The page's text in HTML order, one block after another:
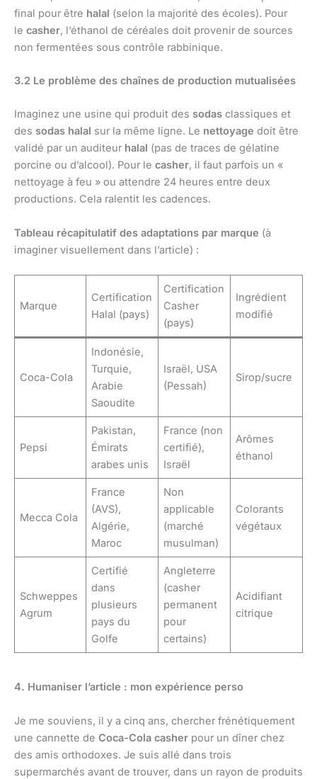
final pour être halal (selon la majorité des écoles). Pour
le casher, l’éthanol de céréales doit provenir de sources
non fermentées sous contrôle rabbinique.
3.2 Le problème des chaînes de production mutualisées
Imaginez une usine qui produit des sodas classiques et
des sodas halal sur la même ligne. Le nettoyage doit être
validé par un auditeur halal (pas de traces de gélatine
porcine ou d’alcool). Pour le casher, il faut parfois un «
nettoyage à feu » ou attendre 24 heures entre deux
productions. Cela ralentit les cadences.
Tableau récapitulatif des adaptations par marque (à
imaginer visuellement dans l’article) :
Marque
Certification
Halal (pays)
Certification
Casher
(pays)
Ingrédient
modifié
Coca-Cola
Indonésie,
Turquie,
Arabie
Saoudite
Israël, USA
(Pessah)
Sirop/sucre
Pepsi
Pakistan,
Émirats
arabes unis
France (non
certifié),
Israël
Arômes
éthanol
Mecca Cola
France
(AVS),
Algérie,
Maroc
Non
applicable
(marché
musulman)
Colorants
végétaux
Schweppes
Agrum
Certifié
dans
plusieurs
pays du
Golfe
Angleterre
(casher
permanent
pour
certains)
Acidifiant
citrique
4. Humaniser l’article : mon expérience perso
Je me souviens, il y a cinq ans, chercher frénétiquement
une cannette de Coca-Cola casher pour un dîner chez
des amis orthodoxes. Je suis allé dans trois
supermarchés avant de trouver, dans un rayon de produits